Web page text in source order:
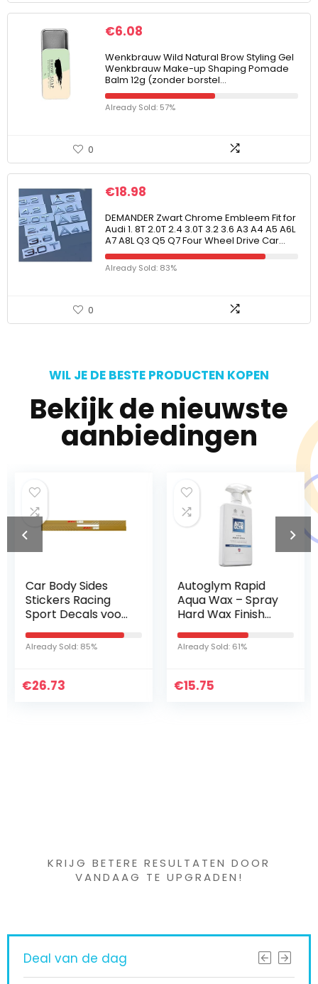
€6.08
Wenkbrauw Wild Natural Brow Styling Gel
Wenkbrauw Make-up Shaping Pomade
Balm 12g (zonder borstel…
Already Sold: 57%
0
€18.98
DEMANDER Zwart Chrome Embleem Fit for
Audi 1. 8T 2.0T 2.4 3.0T 3.2 3.6 A3 A4 A5 A6L
A7 A8L Q3 Q5 Q7 Four Wheel Drive Car…
Already Sold: 83%
0
WIL JE DE BESTE PRODUCTEN KOPEN
Bekijk de nieuwste
aanbiedingen
Car Body Sides
Stickers Racing
Sport Decals voor
HO-NDA MUGEN
CI-VIC Varadero
ACC-ORD CRV
Fit Auto…
Already Sold: 85%
€26.73
Autoglym Rapid
Aqua Wax – Spray
Hard Wax Finish
voor Alle
Buitenoppervlakke
n – 500 ml
Already Sold: 61%
€15.75
KRIJG BETERE RESULTATEN DOOR
VANDAAG TE UPGRADEN!
Deal van de dag